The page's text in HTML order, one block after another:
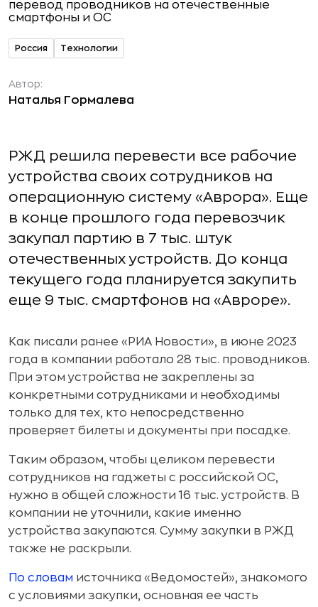
Россия Технологии
Автор:
Наталья Гормалева
РЖД решила перевести все рабочие
устройства своих сотрудников на
операционную систему «Аврора». Еще
в конце прошлого года перевозчик
закупал партию в 7 тыс. штук
отечественных устройств. До конца
текущего года планируется закупить
еще 9 тыс. смартфонов на «Авроре».
Как писали ранее «РИА Новости», в июне 2023
года в компании работало 28 тыс. проводников.
При этом устройства не закреплены за
конкретными сотрудниками и необходимы
только для тех, кто непосредственно
проверяет билеты и документы при посадке.
Таким образом, чтобы целиком перевести
сотрудников на гаджеты с российской ОС,
нужно в общей сложности 16 тыс. устройств. В
компании не уточнили, какие именно
устройства закупаются. Сумму закупки в РЖД
также не раскрыли.
По словам источника «Ведомостей», знакомого
с условиями закупки, основная ее часть